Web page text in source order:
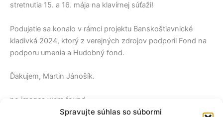
Spravujte súhlas so súbormi
stretnutia 15. a 16. mája na klavírnej súťaži!
Podujatie sa konalo v rámci projektu Banskoštiavnické
kladivká 2024, ktorý z verejných zdrojov podporil Fond na
podporu umenia a Hudobný fond.
Ďakujem, Martin Jánošík.
no images were found